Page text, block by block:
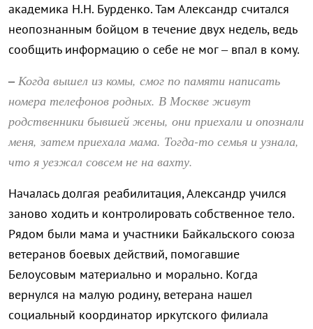
академика Н.Н. Бурденко. Там Александр считался
неопознанным бойцом в течение двух недель, ведь
сообщить информацию о себе не мог – впал в кому.
–Когда вышел из комы, смог по памяти написать
номера телефонов родных. В Москве живут
родственники бывшей жены, они приехали и опознали
меня, затем приехала мама. Тогда-то семья и узнала,
что я уезжал совсем не на вахту.
Началась долгая реабилитация, Александр учился
заново ходить и контролировать собственное тело.
Рядом были мама и участники Байкальского союза
ветеранов боевых действий, помогавшие
Белоусовым материально и морально. Когда
вернулся на малую родину, ветерана нашел
социальный координатор иркутского филиала